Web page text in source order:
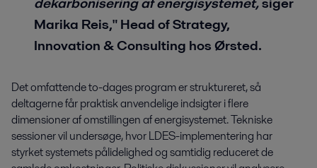
Marika Reis," Head of Strategy,
Innovation & Consulting hos Ørsted.
Det omfattende to-dages program er struktureret, så
deltagerne får praktisk anvendelige indsigter i flere
dimensioner af omstillingen af energisystemet. Tekniske
sessioner vil undersøge, hvor LDES-implementering har
styrket systemets pålidelighed og samtidig reduceret de